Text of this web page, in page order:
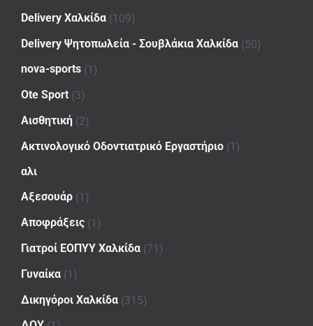
Delivery Χαλκίδα (109)
Delivery Ψητοπωλεία - Σουβλάκια Χαλκίδα (50)
nova-sports (1)
Ote Sport (3)
Αισθητική (2)
Ακτινολογικό Οδοντιατρικό Εργαστήριο (1)
αλι
Αξεσουάρ (1)
Αποφράξεις (1)
Γιατροί ΕΟΠΥΥ Χαλκίδα (71)
Γυναίκα (1)
Δικηγόροι Χαλκίδα (315)